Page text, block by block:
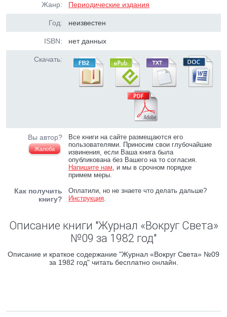
Жанр: Периодические издания
Год: неизвестен
ISBN: нет данных
Скачать:
Вы автор?
Жалоба
Все книги на сайте размещаются его
пользователями. Приносим свои глубочайшие
извинения, если Ваша книга была
опубликована без Вашего на то согласия.
Напишите нам, и мы в срочном порядке
примем меры.
Как получить
книгу?
Оплатили, но не знаете что делать дальше?
Инструкция.
Описание книги "Журнал «Вокруг Света»
№09 за 1982 год"
Описание и краткое содержание "Журнал «Вокруг Света» №09
за 1982 год" читать бесплатно онлайн.